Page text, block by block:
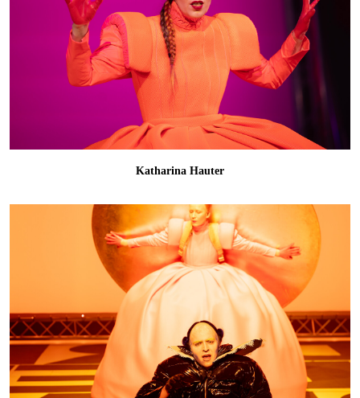
Katharina Hauter